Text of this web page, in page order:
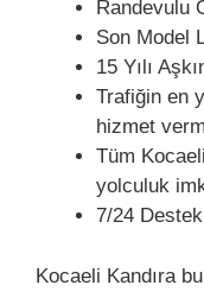
Randevulu
Son Model
15 Yılı
Trafiğin en
hizmet
Tüm
yolculuk
7/24 Destek
Kocaeli Kandıra